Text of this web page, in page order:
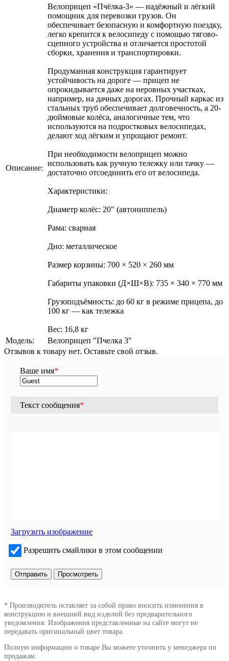
Описание:
Велоприцеп «Пчёлка-3» — надёжный и лёгкий
помощник для перевозки грузов. Он
обеспечивает безопасную и комфортную поездку,
легко крепится к велосипеду с помощью тягово-
сцепного устройства и отличается простотой
сборки, хранения и транспортировки.
Продуманная конструкция гарантирует
устойчивость на дороге — прицеп не
опрокидывается даже на неровных участках,
например, на дачных дорогах. Прочный каркас из
стальных труб обеспечивает долговечность, а 20-
дюймовые колёса, аналогичные тем, что
используются на подростковых велосипедах,
делают ход лёгким и упрощают ремонт.
При необходимости велоприцеп можно
использовать как ручную тележку или тачку —
достаточно отсоединить его от велосипеда.
Характеристики:
Диаметр колёс: 20" (автониппель)
Рама: сварная
Дно: металлическое
Размер корзины: 700 × 520 × 260 мм
Габариты упаковки (Д×Ш×В): 735 × 340 × 770 мм
Грузоподъёмность: до 60 кг в режиме прицепа, до
100 кг — как тележка
Вес: 16,8 кг
Модель:
Велоприцеп "Пчелка 3"
Отзывов к товару нет. Оставьте свой отзыв.
Ваше имя*
Текст сообщения*
Загрузить изображение
Разрешить смайлики в этом сообщении
* Производитель оставляет за собой право вносить изменения в
конструкцию и внешний вид изделий без предварительного
уведомления. Изображения представленные на сайте могут не
передавать оригинальный цвет товара.
Полную информацию о товаре Вы можете уточнить у менеджера по
продажам.